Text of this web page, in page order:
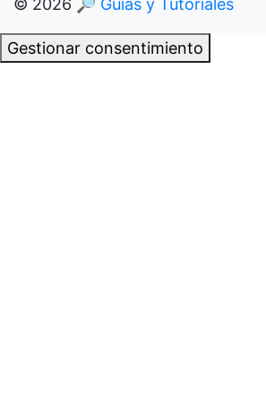
© 2026 🔎 Guías y Tutoriales
Gestionar consentimiento